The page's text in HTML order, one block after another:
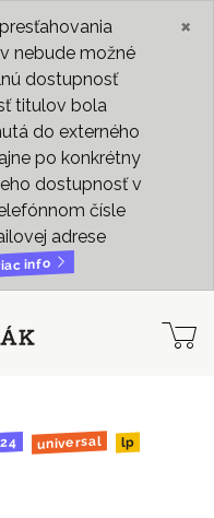
nebude možné
dostupnosť
titulov bola
do externého
po konkrétny
dostupnosť v
čísle
adrese
info
×
universal lp